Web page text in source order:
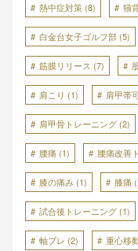
熱中症対策 (8) 猫
白金台女子ゴルフ部 (5)
筋膜リリース (7)
肩こり (1) 肩甲帯
肩甲骨トレーニング (2)
腰痛 (1) 腰痛改善
膝の痛み (1) 膝痛
試合後トレーニング (1)
軸ブレ (2) 重心移